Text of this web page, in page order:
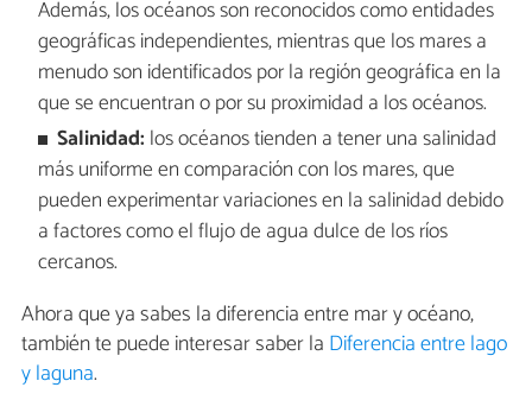
Además, los océanos son reconocidos como entidades
geográficas independientes, mientras que los mares a
menudo son identificados por la región geográfica en la
que se encuentran o por su proximidad a los océanos.
Salinidad: los océanos tienden a tener una salinidad
más uniforme en comparación con los mares, que
pueden experimentar variaciones en la salinidad debido
a factores como el flujo de agua dulce de los ríos
cercanos.
Ahora que ya sabes la diferencia entre mar y océano,
también te puede interesar saber la Diferencia entre lago
y laguna.